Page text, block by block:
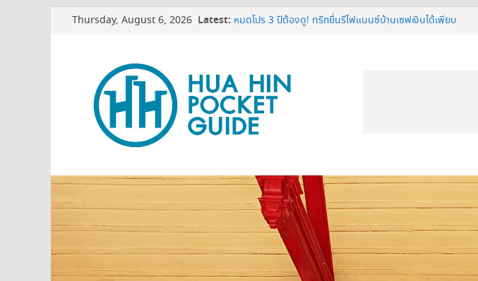
Thursday, August 6, 2026 Latest: 3 พิกัดเปรียบเทียบราคาทีวี 50 นิ้ว ก่อนตัดสินใจซื้อ
MINI BALLOON FESTIVAL 2026